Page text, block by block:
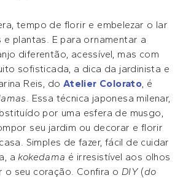
tempo de florir e embelezar o lar
e plantas. E para ornamentar a
diferentão, acessível, mas com
sofisticada, a dica da jardinista e
Reis, do Atelier Colorato , é
. Essa técnica japonesa milenar,
por uma esfera de musgo,
seu jardim ou decorar e florir
Simples de fazer, fácil de cuidar
a kokedama é irresistível aos olhos
o seu coração. Confira o DIY(do